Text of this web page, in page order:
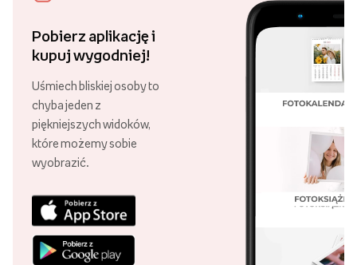
Pobierz aplikację i
kupuj wygodniej!
Uśmiech bliskiej osoby to
chyba jeden z
piękniejszych widoków,
które możemy sobie
wyobrazić.